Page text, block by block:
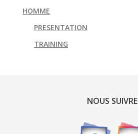
HOMME
PRESENTATION
TRAINING
NOUS SUIVRE